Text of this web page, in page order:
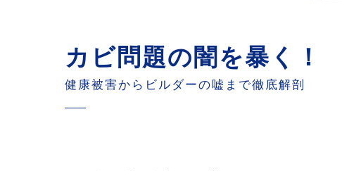
カビ問題の闇を暴く！
健康被害からビルダーの嘘まで徹底解剖